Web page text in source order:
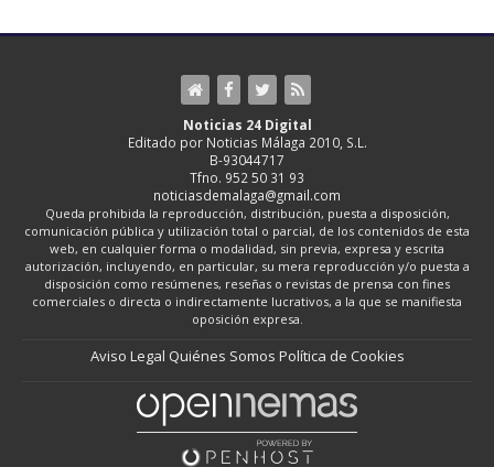
Noticias 24 Digital
Editado por Noticias Málaga 2010, S.L.
B-93044717
Tfno. 952 50 31 93
noticiasdemalaga@gmail.com
Queda prohibida la reproducción, distribución, puesta a disposición,
comunicación pública y utilización total o parcial, de los contenidos de esta
web, en cualquier forma o modalidad, sin previa, expresa y escrita
autorización, incluyendo, en particular, su mera reproducción y/o puesta a
disposición como resúmenes, reseñas o revistas de prensa con fines
comerciales o directa o indirectamente lucrativos, a la que se manifiesta
oposición expresa.
Aviso Legal Quiénes Somos Política de Cookies